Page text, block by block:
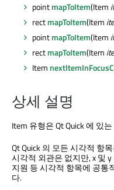
pointmapToItem(Item
rectmapToItem(Item
pointmapToItem(Item
rectmapToItem(Item
Item
상세 설명
Item 유형은Qt Quick에 있
Qt Quick의 모든 시각적 항
시각적 외관은 없지만, x 및
지원 등 시각적 항목에 공통
다.